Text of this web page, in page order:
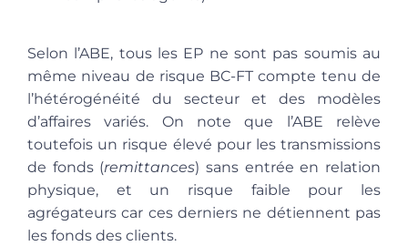
Selon l’ABE, tous les EP ne sont pas soumis au
même niveau de risque BC-FT compte tenu de
l’hétérogénéité du secteur et des modèles
d’affaires variés. On note que l’ABE relève
toutefois un risque élevé pour les transmissions
de fonds (remittances) sans entrée en relation
physique, et un risque faible pour les
agrégateurs car ces derniers ne détiennent pas
les fonds des clients.